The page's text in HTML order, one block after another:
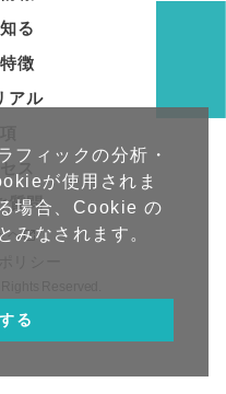
る
徴
アル
ス
質問
へ
リシー
フィックの分析・
が使用されま
場合、Cookie の
みなされます。
る